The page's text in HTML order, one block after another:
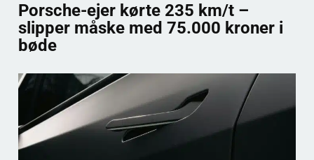
Porsche-ejer kørte 235 km/t –
slipper måske med 75.000 kroner i
bøde